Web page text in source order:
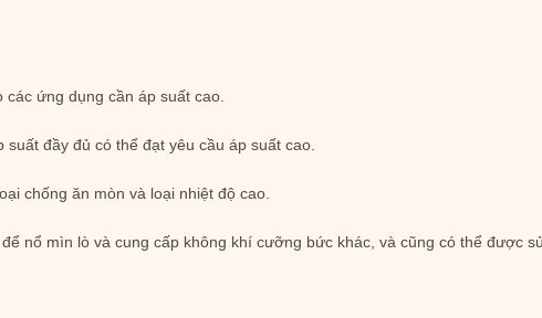
ứng dụng cần áp suất cao.
đầy đủ có thể đạt yêu cầu áp suất cao.
chống ăn mòn và loại nhiệt độ cao.
nổ mìn lò và cung cấp không khí cưỡng bức khác, và cũng có thể được